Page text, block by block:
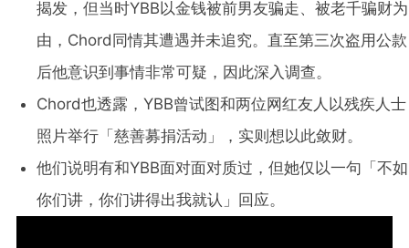
揭发，但当时YBB以金钱被前男友骗走、被老千骗财为
由，Chord同情其遭遇并未追究。直至第三次盗用公款
后他意识到事情非常可疑，因此深入调查。
Chord也透露，YBB曾试图和两位网红友人以残疾人士
照片举行「慈善募捐活动」，实则想以此敛财。
他们说明有和YBB面对面对质过，但她仅以一句「不如
你们讲，你们讲得出我就认」回应。